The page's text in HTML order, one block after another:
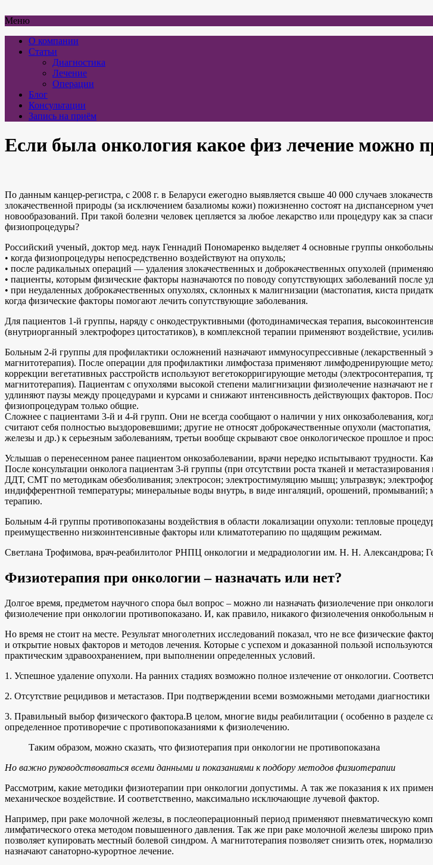
Меню
О компании
Статьи
Диагностика
Лечение
Операции
Блог
Консультации
Запись на приём
Если была онкология какое физ лечение можно
По данным канцер-регистра, с 2008 г. в Беларуси ежегодно выявляется свыше 40 000 случаев
злокачественной природы (за исключением базалиомы кожи) пожизненно состоят на диспансерном
новообразований. При такой болезни человек цепляется за любое лекарство или процедуру как за
физиопроцедуры?
Российский ученый, доктор мед. наук Геннадий Пономаренко выделяет 4 основные группы
• когда физиопроцедуры непосредственно воздействуют на опухоль;
• после радикальных операций — удаления злокачественных и доброкачественных опухолей
• пациенты, которым физические факторы назначаются по поводу сопутствующих заболеваний после
• при неудаленных доброкачественных опухолях, склонных к малигнизации (мастопатия, киста
когда физические факторы помогают лечить сопутствующие заболевания.
Для пациентов 1-й группы, наряду с онкодеструктивными (фотодинамическая терапия,
(внутриорганный электрофорез цитостатиков), в комплексной терапии применяют воздействие,
Больным 2-й группы для профилактики осложнений назначают иммуносупрессивные
магнитотерапия). После операции для профилактики лимфостаза применяют лимфодренирующие
коррекции вегетативных расстройств используют вегетокорригирующие методы (электросонтерапия,
магнитотерапия). Пациентам с опухолями высокой степени малигнизации физиолечение назначают
удлиняют паузы между процедурами и курсами и снижают интенсивность действующих факторов.
физиопроцедурам только общие.
Сложнее с пациентами 3-й и 4-й групп. Они не всегда сообщают о наличии у них онкозаболевания,
считают себя полностью выздоровевшими; другие не относят доброкачественные опухоли
железы и др.) к серьезным заболеваниям, третьи вообще скрывают свое онкологическое прошлое и
Услышав о перенесенном ранее пациентом онкозаболевании, врачи нередко испытывают трудности.
После консультации онколога пациентам 3-й группы (при отсутствии роста тканей и
ДДТ, СМТ по методикам обезболивания; электросон; электростимуляцию мышц; ультразвук;
индифферентной температуры; минеральные воды внутрь, в виде ингаляций, орошений, промываний;
терапию.
Больным 4-й группы противопоказаны воздействия в области локализации опухоли: тепловые
преимущественно низкоинтенсивные факторы или климатотерапию по щадящим режимам.
Светлана Трофимова, врач-реабилитолог РНПЦ онкологии и медрадиологии им. Н. Н. Александрова;
Физиотерапия при онкологии – назначать или нет?
Долгое время, предметом научного спора был вопрос – можно ли назначать физиолечение при
физиолечение при онкологии противопоказано. И, как правило, никакого физиолечения онкобольным
Но время не стоит на месте. Результат многолетних исследований показал, что не все физические
и открытие новых факторов и методов лечения. Которые с успехом и доказанной пользой
практическим здравоохранением, при выполнении определенных условий.
1. Успешное удаление опухоли. На ранних стадиях возможно полное излечение от онкологии.
2. Отсутствие рецидивов и метастазов. При подтверждении всеми возможными методами диагностики
3. Правильный выбор физического фактора.В целом, многие виды реабилитации ( особенно в разделе
определенное противоречие с противопоказаниями к физиолечению.
Таким образом, можно сказать, что физиотерапия при онкологии не противопоказана
Но важно руководствоваться всеми данными и показаниями к подбору методов физиотерапии
Рассмотрим, какие методики физиотерапии при онкологии допустимы. А так же показания к их
механическое воздействие. И соответственно, максимально исключающие лучевой фактор.
Например, при раке молочной железы, в послеоперационный период применяют пневматическую
лимфатического отека методом повышенного давления. Так же при раке молочной железы широко
позволяет купировать местный болевой синдром. А магнитотерапия позволяет снизить отек,
назначают санаторно-курортное лечение.